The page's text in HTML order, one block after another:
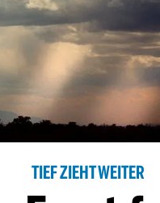
TIEF ZIEHT WEITER